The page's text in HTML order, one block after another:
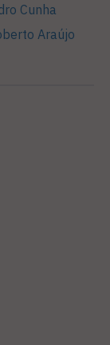
Cunha
Araújo